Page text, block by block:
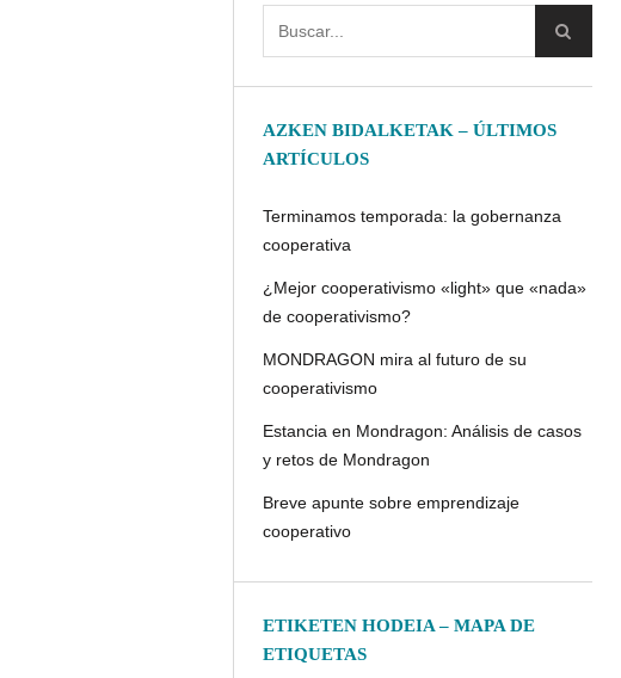
AZKEN BIDALKETAK – ÚLTIMOS
ARTÍCULOS
Terminamos temporada: la gobernanza
cooperativa
¿Mejor cooperativismo «light» que «nada»
de cooperativismo?
MONDRAGON mira al futuro de su
cooperativismo
Estancia en Mondragon: Análisis de casos
y retos de Mondragon
Breve apunte sobre emprendizaje
cooperativo
ETIKETEN HODEIA – MAPA DE
ETIQUETAS